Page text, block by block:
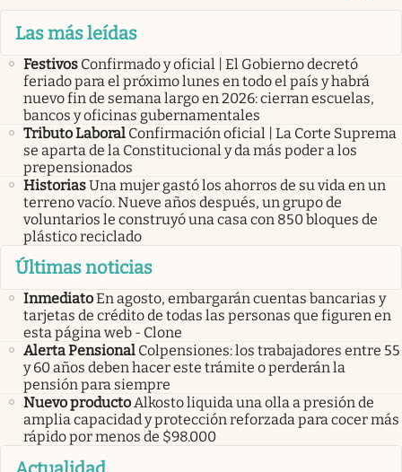
Las más leídas
Festivos Confirmado y oficial | El Gobierno decretó
feriado para el próximo lunes en todo el país y habrá
nuevo fin de semana largo en 2026: cierran escuelas,
bancos y oficinas gubernamentales
Tributo Laboral Confirmación oficial | La Corte Suprema
se aparta de la Constitucional y da más poder a los
prepensionados
HistoriasUna mujer gastó los ahorros de su vida en un
terreno vacío. Nueve años después, un grupo de
voluntarios le construyó una casa con 850 bloques de
plástico reciclado
Últimas noticias
InmediatoEn agosto, embargarán cuentas bancarias y
tarjetas de crédito de todas las personas que figuren en
esta página web - Clone
Alerta Pensional Colpensiones: los trabajadores entre 55
y 60 años deben hacer este trámite o perderán la
pensión para siempre
Nuevo productoAlkosto liquida una olla a presión de
amplia capacidad y protección reforzada para cocer más
rápido por menos de $98.000